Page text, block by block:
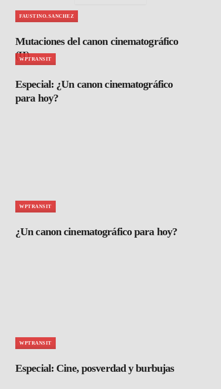
FAUSTINO.SANCHEZ
Mutaciones del canon cinematográfico
(II)
WPTRANSIT
Especial: ¿Un canon cinematográfico
para hoy?
WPTRANSIT
¿Un canon cinematográfico para hoy?
WPTRANSIT
Especial: Cine, posverdad y burbujas